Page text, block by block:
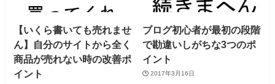
【いくら書いても売れませ
ん】自分のサイトから全く
商品が売れない時の改善ポ
イント
ブログ初心者が最初の段階
で勘違いしがちな3つのポ
イント
2017年3月16日